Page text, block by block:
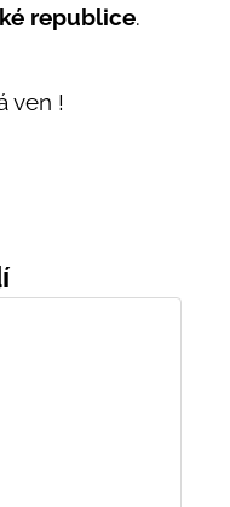
republice.
ven !